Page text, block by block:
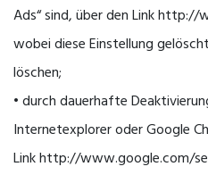
Ads“ sind, über den Link
wobei diese Einstellung
löschen;
• durch dauerhafte
Internetexplorer oder Google
Link http://www.google.com/